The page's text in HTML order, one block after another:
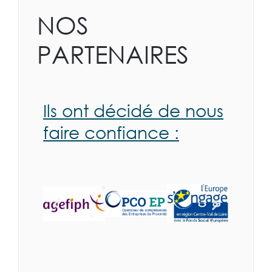
NOS
PARTENAIRES
Ils ont décidé de nous
faire confiance :